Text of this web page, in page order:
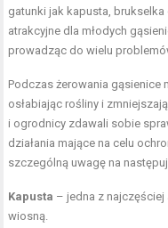
gatunki jak kapusta,
atrakcyjne dla młodych
prowadząc do wielu
Podczas żerowania
osłabiając rośliny i
i ogrodnicy zdawali sobie
działania mające na celu
szczególną uwagę na
Kapusta – jedna z
wiosną.